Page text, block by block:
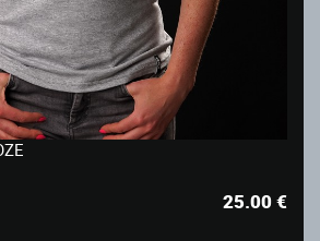
25.00€